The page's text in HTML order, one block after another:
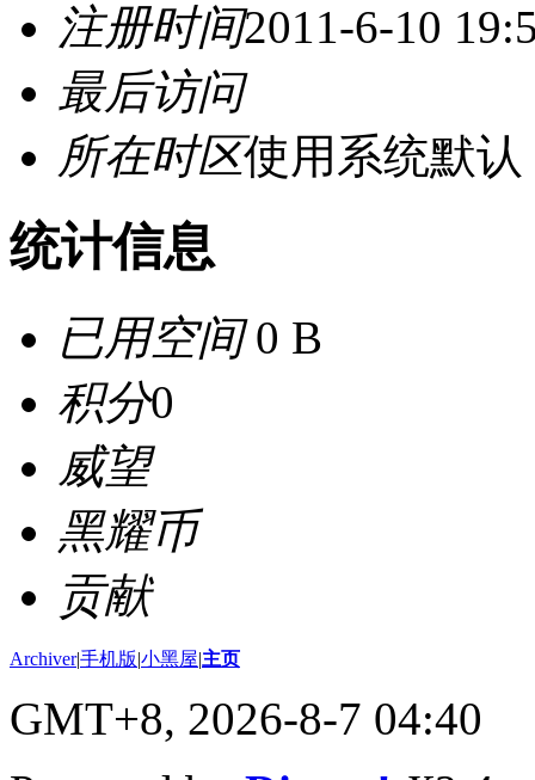
注册时间2011-6-10
最后访问
所在时区使用系统默认
统计信息
已用空间0 B
积分0
威望
黑耀币
贡献
Archiver|手机版|小黑屋|主页
GMT+8, 2026-8-7 04:40